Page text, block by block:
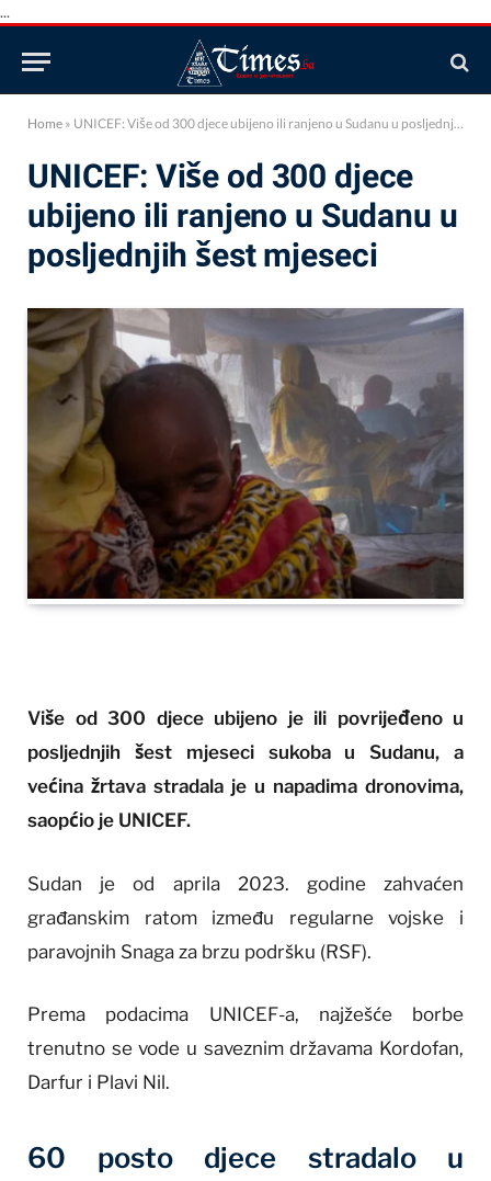
...
Home » UNICEF: Više od 300 djece ubijeno ili ranjeno u Sudanu u posljednjih šest mjeseci
UNICEF: Više od 300 djece
ubijeno ili ranjeno u Sudanu u
posljednjih šest mjeseci
Više od 300 djece ubijeno je ili povrijeđeno u
posljednjih šest mjeseci sukoba u Sudanu, a
većina žrtava stradala je u napadima dronovima,
saopćio je UNICEF.
Sudan je od aprila 2023. godine zahvaćen
građanskim ratom između regularne vojske i
paravojnih Snaga za brzu podršku (RSF).
Prema podacima UNICEF-a, najžešće borbe
trenutno se vode u saveznim državama Kordofan,
Darfur i Plavi Nil.
60 posto djece stradalo u